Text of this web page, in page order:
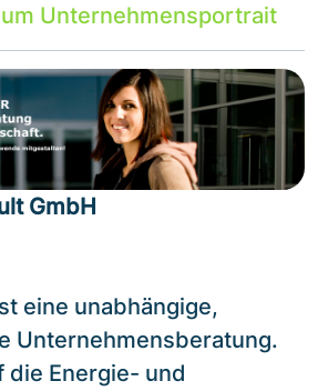
Unternehmensportrait
GmbH
eine unabhängige,
Unternehmensberatung.
die Energie- und